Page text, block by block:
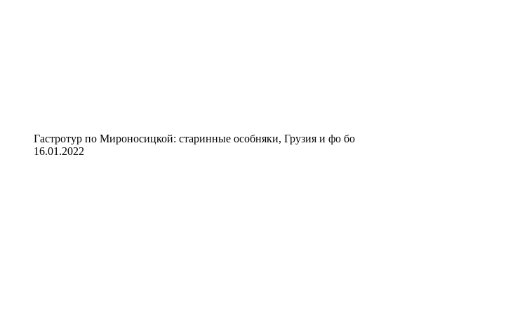
Гастротур по Мироносицкой: старинные особняки, Грузия и фо бо
16.01.2022